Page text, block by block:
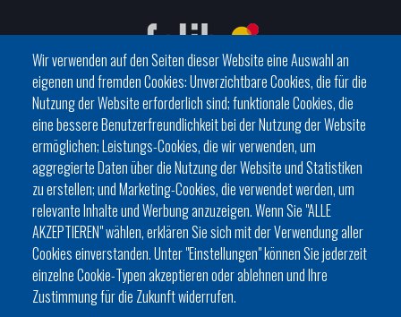
Wir verwenden auf den Seiten dieser Website eine Auswahl an
eigenen und fremden Cookies: Unverzichtbare Cookies, die für die
Nutzung der Website erforderlich sind; funktionale Cookies, die
eine bessere Benutzerfreundlichkeit bei der Nutzung der Website
ermöglichen; Leistungs-Cookies, die wir verwenden, um
aggregierte Daten über die Nutzung der Website und Statistiken
zu erstellen; und Marketing-Cookies, die verwendet werden, um
relevante Inhalte und Werbung anzuzeigen. Wenn Sie "ALLE
AKZEPTIEREN" wählen, erklären Sie sich mit der Verwendung aller
Cookies einverstanden. Unter "Einstellungen" können Sie jederzeit
einzelne Cookie-Typen akzeptieren oder ablehnen und Ihre
Zustimmung für die Zukunft widerrufen.
HISTÒRIA ORGANITZACIÓ
C/ del General Riera, 111 07010 Palma
Phone 971 760911 - Fax 971 763102